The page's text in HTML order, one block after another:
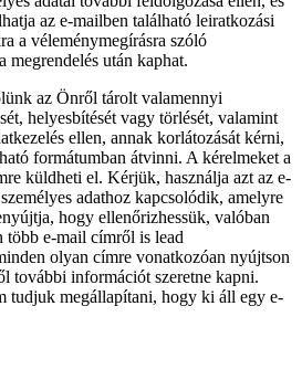
az e-mailben található leiratkozási
a véleménymegírásra szóló
megrendelés után kaphat.
az Önről tárolt valamennyi
helyesbítését vagy törlését, valamint
ellen, annak korlátozását kérni,
formátumban átvinni. A kérelmeket a
küldheti el. Kérjük, használja azt az e-
adathoz kapcsolódik, amelyre
hogy ellenőrizhessük, valóban
e-mail címről is lead
olyan címre vonatkozóan nyújtson
további információt szeretne kapni.
tudjuk megállapítani, hogy ki áll egy e-